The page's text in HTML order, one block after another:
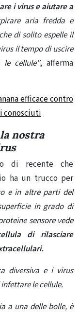
i virus e aiutare a
aria fredda e
di solito espelle il
il tempo di uscire
cellule”, afferma
efficace contro
conosciuti
nostra
di recente che
ha un trucco per
e in altre parti del
in grado di
​​sensore vede
di rilasciare
diversiva e i virus
le cellule.
a una delle bolle, è